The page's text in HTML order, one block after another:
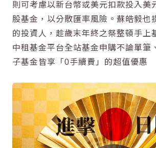
則可考慮以新台幣或美元扣款投入美
股基金，以分散匯率風險。蘇皓毅也
的投資人，趁歲末年終之祭整頓手上
中租基金平台全站基金申購不論單筆
子基金皆享「0手續費」的超值優惠